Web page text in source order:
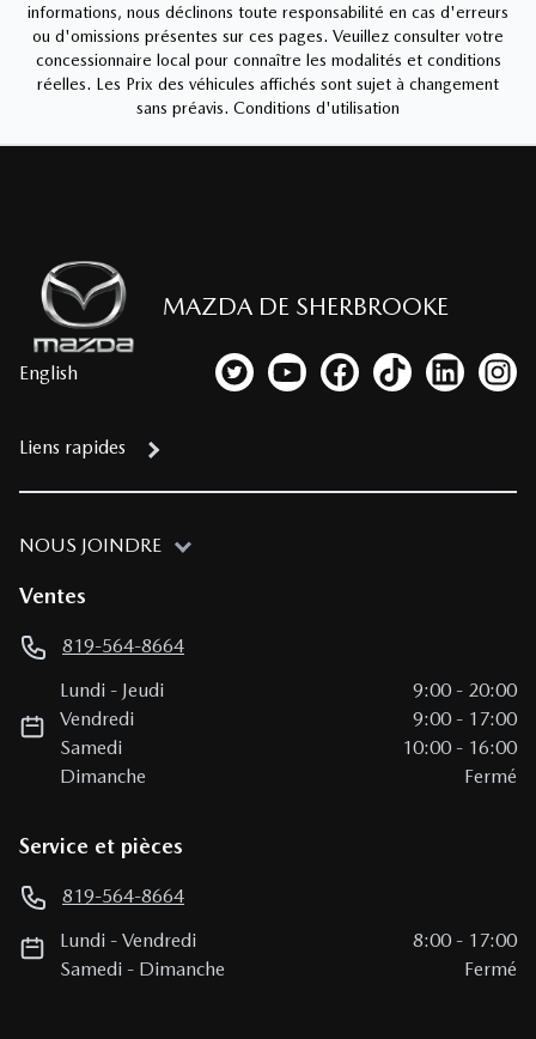
informations, nous déclinons toute responsabilité en cas d'erreurs
ou d'omissions présentes sur ces pages. Veuillez consulter votre
concessionnaire local pour connaître les modalités et conditions
réelles. Les Prix des véhicules affichés sont sujet à changement
sans préavis. Conditions d'utilisation
MAZDA DE SHERBROOKE
English Lien vers notre compte Twitter
Lien vers notre chaîne
Lien vers notre page
Lien vers notre
Lien vers
Lien
Liens rapides
NOUS JOINDRE
Ventes
819-564-8664
Lundi - Jeudi 9:00 - 20:00
Vendredi
9:00 - 17:00
Samedi
10:00 - 16:00
Dimanche
Fermé
Service et pièces
819-564-8664
Lundi -Vendredi 8:00 - 17:00
Samedi - Dimanche Fermé